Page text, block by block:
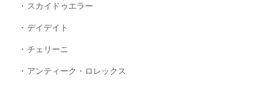
スカイドゥエラー
デイデイト
チェリーニ
アンティーク・ロレックス